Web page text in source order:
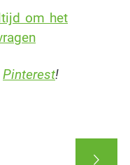
om het
Pinterest!